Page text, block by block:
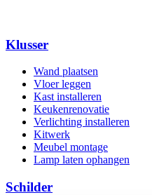
Klusser
Wand plaatsen
Vloer leggen
Kast installeren
Keukenrenovatie
Verlichting installeren
Kitwerk
Meubel montage
Lamp laten ophangen
Schilder